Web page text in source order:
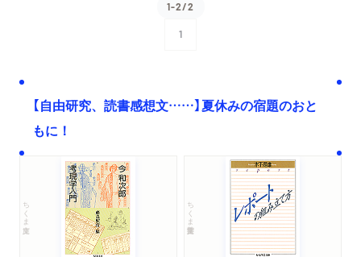
1-2/2
1
【自由研究、読書感想文……】夏休みの宿題のおと
もに！
ちくま文庫 ちくま学芸文庫